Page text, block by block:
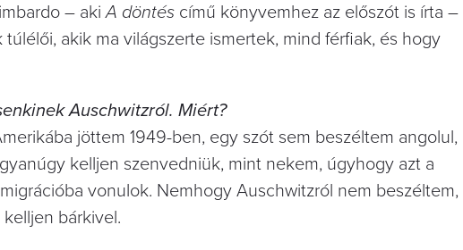
– akiA döntés című könyvemhez az előszót is írta –
akik ma világszerte ismertek, mind férfiak, és hogy
Auschwitzról. Miért?
jöttem 1949-ben, egy szót sem beszéltem angolul,
kelljen szenvedniük, mint nekem, úgyhogy azt a
vonulok. Nemhogy Auschwitzról nem beszéltem,
bárkivel.